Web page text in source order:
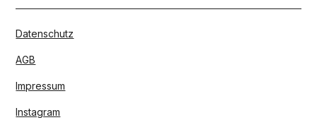
Datenschutz
AGB
Impressum
Instagram